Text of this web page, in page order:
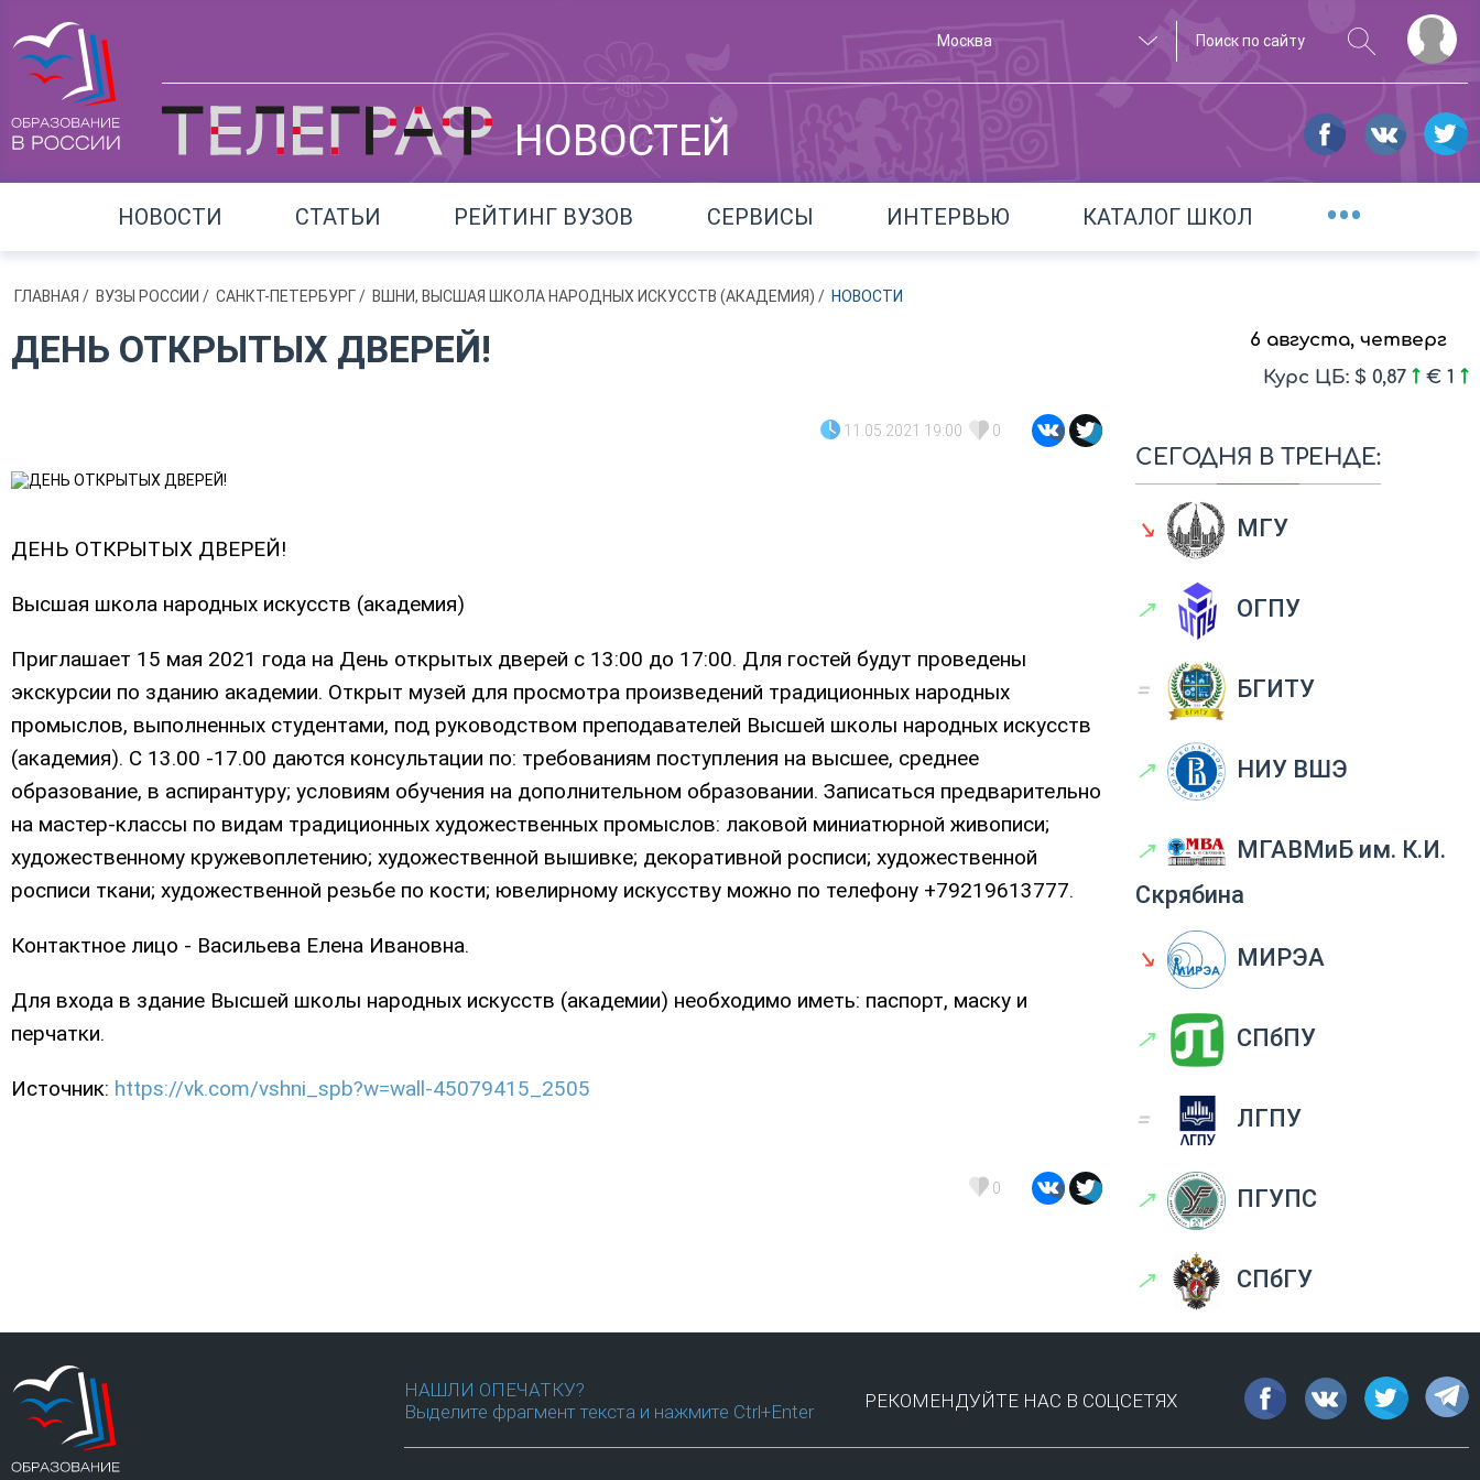
Москва
НОВОСТЕЙ
НОВОСТИ СТАТЬИ РЕЙТИНГ ВУЗОВ СЕРВИСЫ ИНТЕРВЬЮ КАТАЛОГ ШКОЛ •••
ГЛАВНАЯ / ВУЗЫ РОССИИ / САНКТ-ПЕТЕРБУРГ/ ВШНИ, ВЫСШАЯ ШКОЛА НАРОДНЫХ ИСКУССТВ (АКАДЕМИЯ) / НОВОСТИ
ДЕНЬ ОТКРЫТЫХ ДВЕРЕЙ!
11.05.2021 19:00 0
ДЕНЬ ОТКРЫТЫХ ДВЕРЕЙ!
Высшая школа народных искусств (академия)
Приглашает 15 мая 2021 года на День открытых дверей с 13:00 до 17:00. Для гостей будут проведены
экскурсии по зданию академии. Открыт музей для просмотра произведений традиционных народных
промыслов, выполненных студентами, под руководством преподавателей Высшей школы народных искусств
(академия). С 13.00 -17.00 даются консультации по: требованиям поступления на высшее, среднее
образование, в аспирантуру; условиям обучения на дополнительном образовании. Записаться предварительно
на мастер-классы по видам традиционных художественных промыслов: лаковой миниатюрной живописи;
художественному кружевоплетению; художественной вышивке; декоративной росписи; художественной
росписи ткани; художественной резьбе по кости; ювелирному искусству можно по телефону +79219613777.
Контактное лицо - Васильева Елена Ивановна.
Для входа в здание Высшей школы народных искусств (академии) необходимо иметь: паспорт, маску и
перчатки.
Источник: https://vk.com/vshni_spb?w=wall-45079415_2505
0
6 августа, четверг
Курс ЦБ: $ 0,87
€ 1
СЕГОДНЯ В ТРЕНДЕ:
↘ МГУ
↗ ОГПУ
= БГИТУ
↗ НИУ ВШЭ
↗
МГАВМиБ им. К.И.
Скрябина
↘ МИРЭА
↗ СПбПУ
= ЛГПУ
↗ ПГУПС
↗ СПбГУ
НАШЛИ ОПЕЧАТКУ?
Выделите фрагмент текста и нажмите Ctrl+Enter
РЕКОМЕНДУЙТЕ НАС В СОЦСЕТЯХ